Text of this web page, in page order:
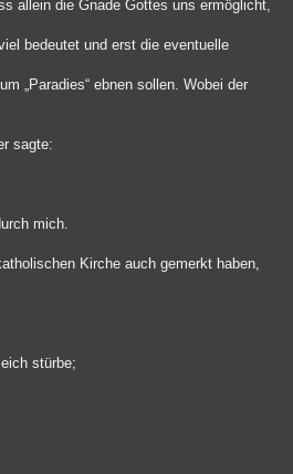
allein die Gnade Gottes uns ermöglicht,
bedeutet und erst die eventuelle
„Paradies“ ebnen sollen. Wobei der
sagte:
mich.
Kirche auch gemerkt haben,
stürbe;